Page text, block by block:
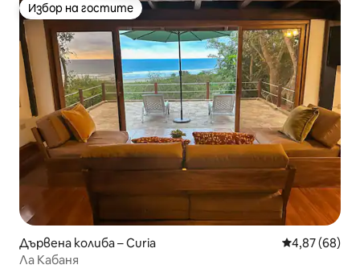
Избор на гостите
Избор на гостите
Дървена колиба – Curia Средна
4,87 (68)
Ла Кабаня